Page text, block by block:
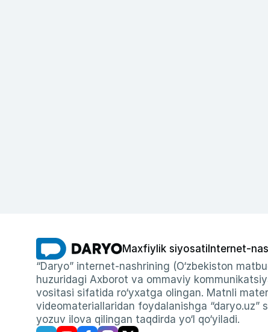
Maxfiylik siyosati Internet-
“Daryo” internet-nashrining (O‘zbekiston
huzuridagi Axborot va ommaviy
vositasi sifatida ro‘yxatga olingan. Matnli
videomateriallaridan foydalanishga “daryo.uz”
yozuv ilova qilingan taqdirda yo‘l qo‘yiladi.